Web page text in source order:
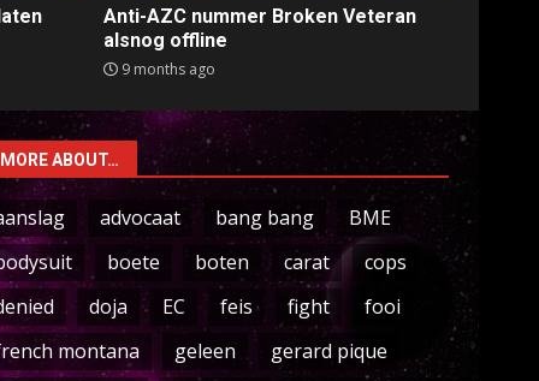
Anti-AZC nummer Broken Veteran
alsnog offline
9 months ago
MORE ABOUT…
advocaat bang bang
BME
boete boten carat
cops
doja EC feis fight
fooi
montana
geleen
gerard pique